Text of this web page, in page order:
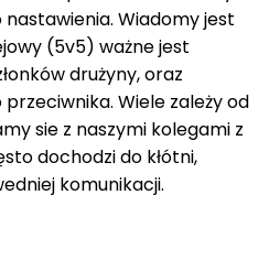
nastawienia. Wiadomy jest
(5v5) ważne jest
drużyny, oraz
Wiele zależy od
sie z naszymi kolegami z
dochodzi do kłótni,
komunikacji.